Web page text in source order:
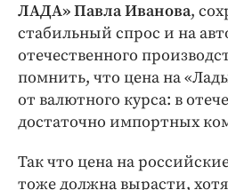
ЛАДА» Павла Иванова,
стабильный спрос и на
отечественного
помнить, что цена на
от валютного курса: в
достаточно импортных
Так что цена на
тоже должна вырасти,